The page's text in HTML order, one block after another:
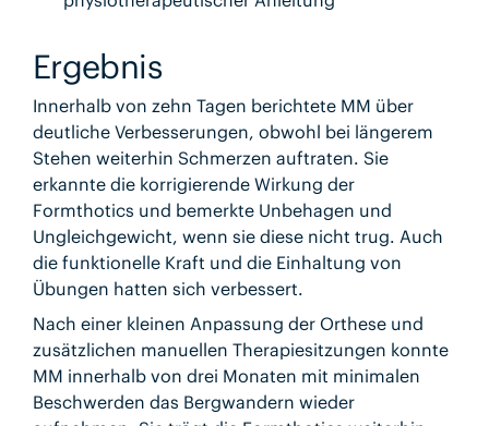
Ergebnis
Innerhalb von zehn Tagen berichtete MM über
deutliche Verbesserungen, obwohl bei längerem
Stehen weiterhin Schmerzen auftraten. Sie
erkannte die korrigierende Wirkung der
Formthotics und bemerkte Unbehagen und
Ungleichgewicht, wenn sie diese nicht trug. Auch
die funktionelle Kraft und die Einhaltung von
Übungen hatten sich verbessert.
Nach einer kleinen Anpassung der Orthese und
zusätzlichen manuellen Therapiesitzungen konnte
MM innerhalb von drei Monaten mit minimalen
Beschwerden das Bergwandern wieder